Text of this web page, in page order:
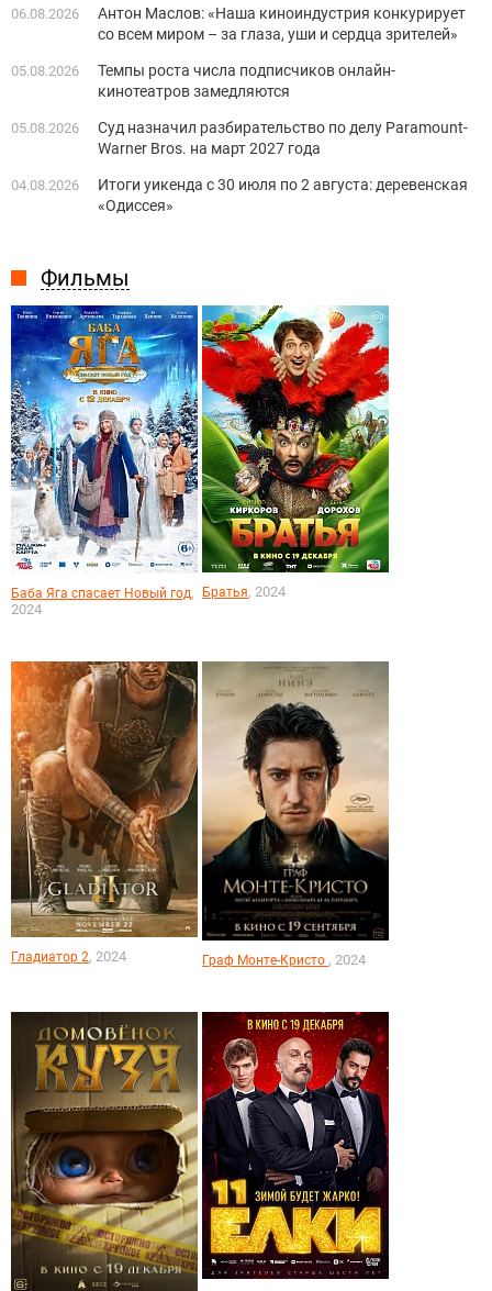
Фильмы
Баба Яга спасает Новый год,
2024
Братья, 2024
Гладиатор 2, 2024 Граф Монте-Кристо , 2024
06.08.2026
Антон Маслов: «Наша киноиндустрия конкурирует
со всем миром – за глаза, уши и сердца зрителей»
05.08.2026
Темпы роста числа подписчиков онлайн-
кинотеатров замедляются
05.08.2026
Суд назначил разбирательство по делу Paramount-
Warner Bros. на март 2027 года
04.08.2026
Итоги уикенда с 30 июля по 2 августа: деревенская
«Одиссея»